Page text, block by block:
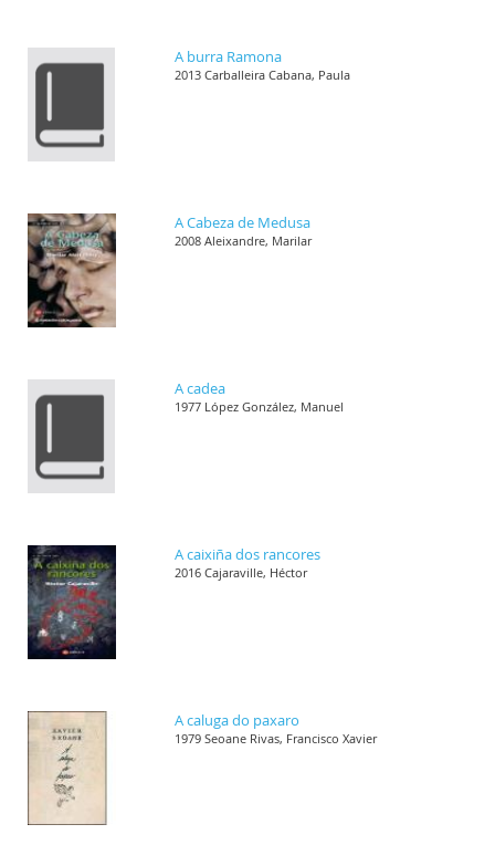
A burra Ramona
2013 Carballeira Cabana, Paula
A Cabeza de Medusa
2008 Aleixandre, Marilar
A cadea
1977 López González, Manuel
A caixiña dos rancores
2016 Cajaraville, Héctor
A caluga do paxaro
1979 Seoane Rivas, Francisco Xavier